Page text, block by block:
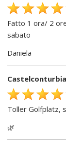
Fatto 1 ora/ 2
sabato
Daniela
Castelconturbia
Toller Golfplatz,
🌿